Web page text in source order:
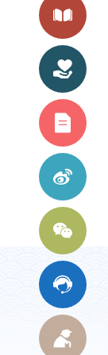
投诉建议
读者荐书
文献捐赠
问卷调查